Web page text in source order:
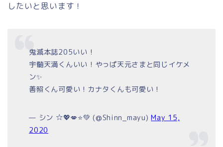
したいと思います！
鬼滅本誌205いい！
宇髄天満くんいい！やっぱ天元さまと同じイケメ
ン✨
善照くん可愛い！カナタくんも可愛い！
— シン ☆💖💋⭐💚 (@Shinn_mayu)May 15,
2020